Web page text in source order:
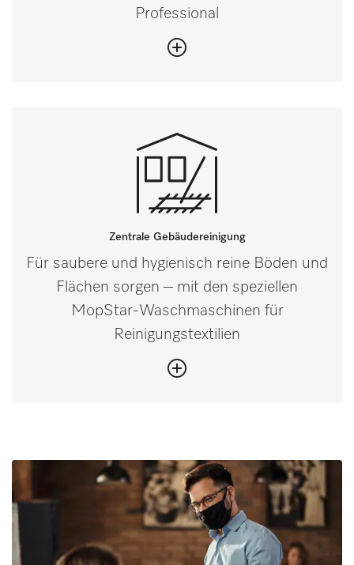
Professional
Zentrale Gebäudereinigung
Für saubere und hygienisch reine Böden und
Flächen sorgen – mit den speziellen
MopStar-Waschmaschinen für
Reinigungstextilien